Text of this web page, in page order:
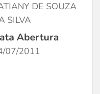
DE SOUZA
SILVA
Abertura
07/2011